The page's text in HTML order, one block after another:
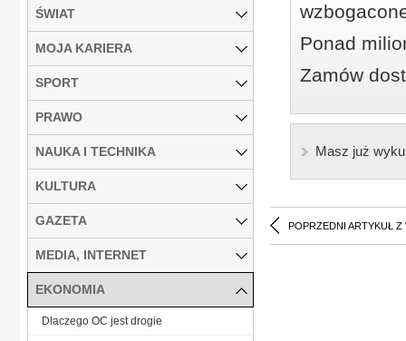
Ponad
Zamów
Masz już
POPRZEDNI ARTYKUŁ Z
ŚWIAT
MOJA KARIERA
SPORT
PRAWO
NAUKA I TECHNIKA
KULTURA
GAZETA
MEDIA, INTERNET
EKONOMIA
Dlaczego OC jest drogie